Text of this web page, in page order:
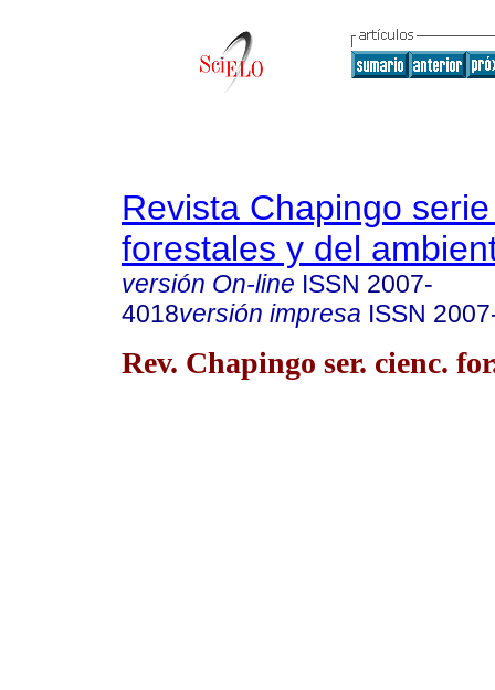
Revista Chapingo
forestales y del
versión On-line ISSN 2007-
4018versión impresa ISSN
Rev. Chapingo ser. cienc.